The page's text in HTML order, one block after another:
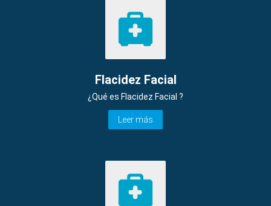
Flacidez Facial
¿Qué es Flacidez Facial ?
Leer más